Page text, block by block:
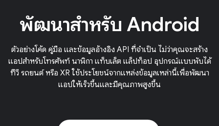
พัฒนาสำหรับ Android
ตัวอย่างโค้ด คู่มือ และข้อมูลอ้างอิง API ที่จําเป็น ไม่ว่าคุณจะสร้าง
แอปสําหรับโทรศัพท์ นาฬิกา แท็บเล็ต แล็ปท็อป อุปกรณ์แบบพับได้
ทีวี รถยนต์ หรือ XR ใช้ประโยชน์จากแหล่งข้อมูลเหล่านี้เพื่อพัฒนา
แอปให้เร็วขึ้นและมีคุณภาพสูงขึ้น